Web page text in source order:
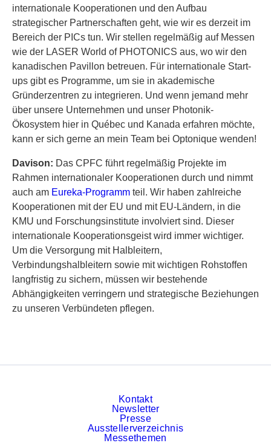
internationale Kooperationen und den Aufbau
strategischer Partnerschaften geht, wie wir es derzeit im
Bereich der PICs tun. Wir stellen regelmäßig auf Messen
wie der LASER World of PHOTONICS aus, wo wir den
kanadischen Pavillon betreuen. Für internationale Start-
ups gibt es Programme, um sie in akademische
Gründerzentren zu integrieren. Und wenn jemand mehr
über unsere Unternehmen und unser Photonik-
Ökosystem hier in Québec und Kanada erfahren möchte,
kann er sich gerne an mein Team bei Optonique wenden!
Davison: Das CPFC führt regelmäßig Projekte im
Rahmen internationaler Kooperationen durch und nimmt
auch am Eureka-Programm teil. Wir haben zahlreiche
Kooperationen mit der EU und mit EU-Ländern, in die
KMU und Forschungsinstitute involviert sind. Dieser
internationale Kooperationsgeist wird immer wichtiger.
Um die Versorgung mit Halbleitern,
Verbindungshalbleitern sowie mit wichtigen Rohstoffen
langfristig zu sichern, müssen wir bestehende
Abhängigkeiten verringern und strategische Beziehungen
zu unseren Verbündeten pflegen.
Kontakt
Newsletter
Presse
Ausstellerverzeichnis
Messethemen